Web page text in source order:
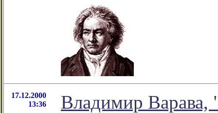
17.12.2000
13:36
Владимир Варава,